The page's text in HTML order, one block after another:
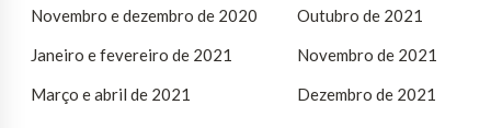
Novembro e dezembro de 2020
Outubro de 2021
Janeiro e fevereiro de 2021
Novembro de 2021
Março e abril de 2021
Dezembro de 2021